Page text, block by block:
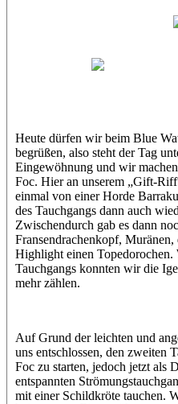
Heute dürfen wir beim Blue
begrüßen, also steht der Tag
Eingewöhnung und wir
Foc. Hier an unserem „Gift-
einmal von einer Horde
des Tauchgangs dann auch
Zwischendurch gab es dann
Fransendrachenkopf,
Highlight einen Topedorochen.
Tauchgangs konnten wir die
mehr zählen.
Auf Grund der leichten und
uns entschlossen, den zweiten
Foc zu starten, jedoch jetzt als
entspannten
mit einer Schildkröte tauchen.